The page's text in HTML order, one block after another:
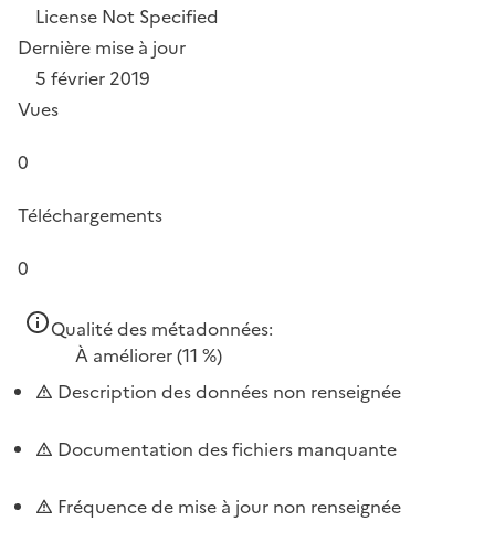
License Not Specified
Dernière mise à jour
5 février 2019
Vues
0
Téléchargements
0
Qualité des métadonnées:
À améliorer(11 %)
Description des données non renseignée
Documentation des fichiers manquante
Fréquence de mise à jour non renseignée